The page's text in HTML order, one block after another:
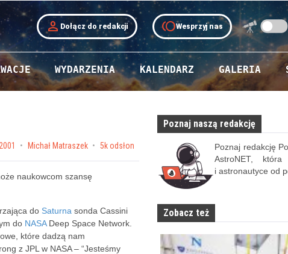
person Dołącz do redakcji tollWesprzyj nas
WYDARZENIA KALENDARZ GALERIA
by Michał Matraszek 5k odsłon
naukowcom szansę
do Saturna sonda Cassini
do NASADeep Space Network.
które dadzą nam
z JPL w NASA – “Jesteśmy
Poznaj naszą redakcję
Poznaj redakcję
AstroNET,
i astronautyce od
Zobacz też